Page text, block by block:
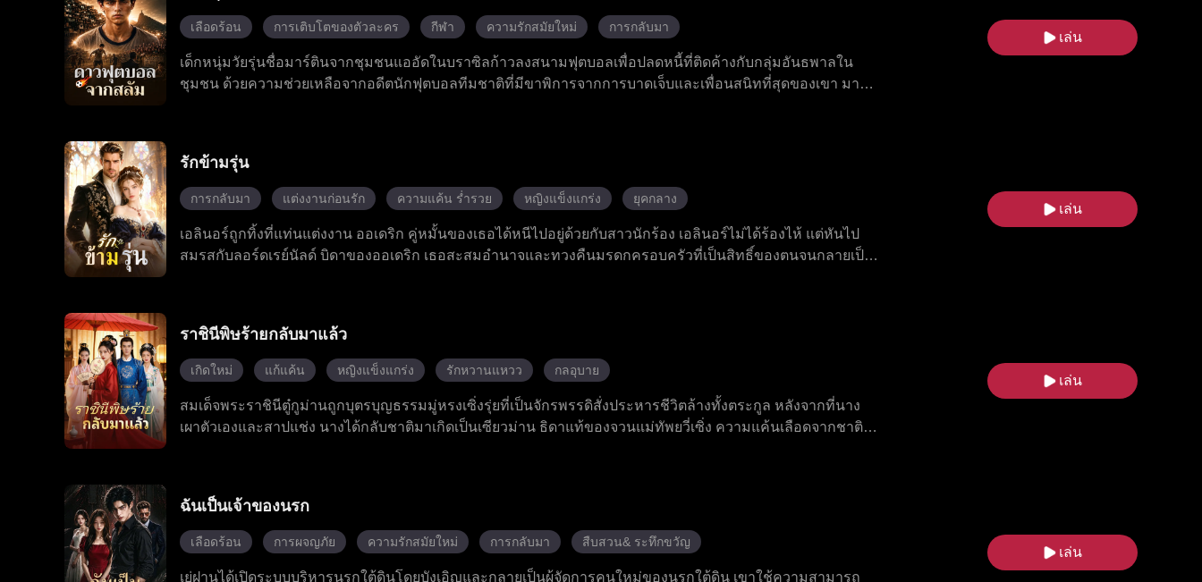
ไว้วางใจได้ ในที่สุดการผ่าตัดของรูบี้ประสบความสำเร็จและศัตรูทั้งหมดก็พ่ายแพ้สิ้นเชิง จูเลียนผู้มีแผลเป็นทั่วตัวไม่
ต้องปิดบังอดีตของตัวเองอีกต่อไป เพราะเขาไม่เพียงแต่ได้งานทำแต่ยังได้พบบ้านและที่พักพิงที่อบอุ่นแล้ว
เลือดร้อน การเติบโตของตัวละคร กีฬา ความรักสมัยใหม่ การกลับมา
เด็กหนุ่มวัยรุ่นชื่อมาร์ตินจากชุมชนแออัดในบราซิลก้าวลงสนามฟุตบอลเพื่อปลดหนี้ที่ติดค้างกับกลุ่มอันธพาลใน
ชุมชน ด้วยความช่วยเหลือจากอดีตนักฟุตบอลทีมชาติที่มีขาพิการจากการบาดเจ็บและเพื่อนสนิทที่สุดของเขา มาร์
เล่น
รักข้ามรุ่น
การกลับมา แต่งงานก่อนรัก ความแค้น ร่ำรวย หญิงแข็งแกร่ง ยุคกลาง
เอลินอร์ถูกทิ้งที่แท่นแต่งงาน ออเดริก คู่หมั้นของเธอได้หนีไปอยู่ด้วยกับสาวนักร้อง เอลินอร์ไม่ได้ร้องไห้ แต่หันไป
สมรสกับลอร์ดเรย์นัลด์ บิดาของออเดริก เธอสะสมอำนาจและทวงคืนมรดกครอบครัวที่เป็นสิทธิ์ของตนจนกลายเป็น
เล่น
ราชินีพิษร้ายกลับมาแล้ว
เกิดใหม่ แก้แค้น หญิงแข็งแกร่ง รักหวานแหวว กลอุบาย
สมเด็จพระราชินีตู๋กูม่านถูกบุตรบุญธรรมมู่หรงเซิ่งรุ่ยที่เป็นจักรพรรดิสั่งประหารชีวิตล้างทั้งตระกูล หลังจากที่นาง
เผาตัวเองและสาปแช่ง นางได้กลับชาติมาเกิดเป็นเซียวม่าน ธิดาแท้ของจวนแม่ทัพยวี่เซิ่ง ความแค้นเลือดจากชาติที่
เจ้าของหอเทียนจี ทั้งสองคนเริ่มจากการลองเชิงกัน ร่วมมือกันจนกลายเป็นการเข้าใจและรักกัน นางเรียกทหารเก่า
กลับมาและวางแผนอย่างลับ ๆ พร้อมสาบานว่าจะชำระหนี้เลือดจากมู่หรงเซิ่งรุ่ย เรื่องราวที่ผสานรวมการเกิดใหม่
เพื่อแก้แค้น การชิงอำนาจและภารกิจของชาติจึงได้เริ่มต้นขึ้น
เล่น
ฉันเป็นเจ้าของนรก
เลือดร้อน การผจญภัย ความรักสมัยใหม่ การกลับมา สืบสวน& ระทึกขวัญ
เย่ฝานได้เปิดระบบบริหารนรกใต้ดินโดยบังเอิญและกลายเป็นผู้จัดการคนใหม่ของนรกใต้ดิน เขาใช้ความสามารถ
เล่น